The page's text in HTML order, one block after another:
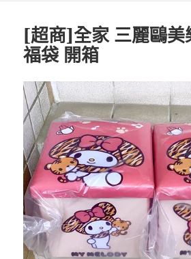
[超商]全家 三麗鷗美
福袋 開箱